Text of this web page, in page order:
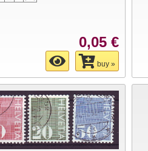
0,05 €
buy »